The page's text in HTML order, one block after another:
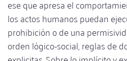
ese que apresa el
los actos humanos puedan
prohibición o de una
orden lógico-social, reglas de